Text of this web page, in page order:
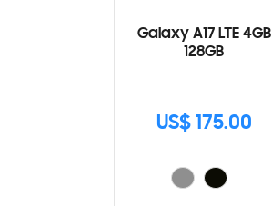
Galaxy A17 LTE 4GB
128GB
US$ 175.00